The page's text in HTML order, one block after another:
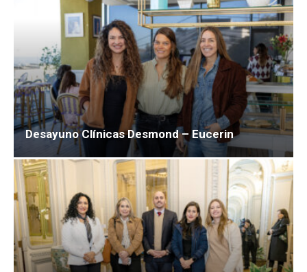
Desayuno Clínicas Desmond – Eucerin